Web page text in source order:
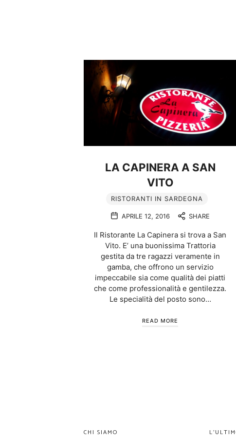
LA CAPINERA A SAN
VITO
RISTORANTI IN SARDEGNA
APRILE 12, 2016 SHARE
Il Ristorante La Capinera si trova a San
Vito. E’ una buonissima Trattoria
gestita da tre ragazzi veramente in
gamba, che offrono un servizio
impeccabile sia come qualità dei piatti
che come professionalità e gentilezza.
Le specialità del posto sono…
READ MORE
CHI SIAMO